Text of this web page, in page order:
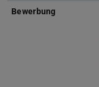
Bewerbung